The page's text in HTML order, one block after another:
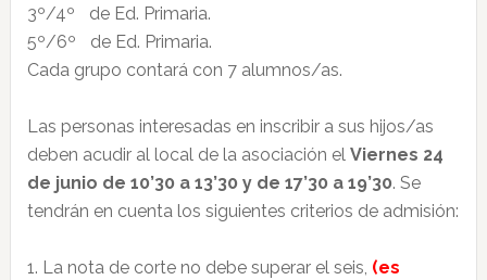
3º/4º de Ed. Primaria.
5º/6º de Ed. Primaria.
Cada grupo contará con 7 alumnos/as.
Las personas interesadas en inscribir a sus hijos/as
deben acudir al local de la asociación el Viernes 24
de junio de 10’30 a 13’30 y de 17’30 a 19’30. Se
tendrán en cuenta los siguientes criterios de admisión:
1. La nota de corte no debe superar el seis, (es